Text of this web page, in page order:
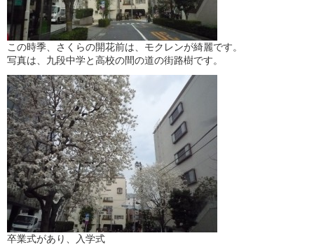
この時季、さくらの開花前は、モクレンが綺麗です。
写真は、九段中学と高校の間の道の街路樹です。
卒業式があり、入学式